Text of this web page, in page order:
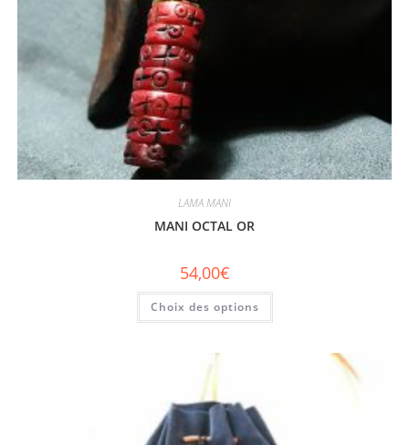
LAMA MANI
MANI OCTAL OR
54,00€
Choix des options